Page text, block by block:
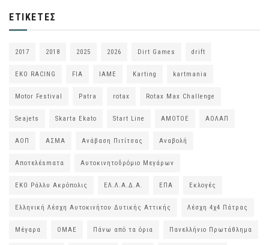
ΕΤΙΚΈΤΕΣ
2017 2018 2025 2026 Dirt Games drift
EKO RACING FIA IAME Karting kartmania
Motor Festival Patra rotax Rotax Max Challenge
Seajets Skarta Ekato Start Line ΑΜΟΤΟΕ ΑΟΛΑΠ
ΑΟΠ ΑΣΜΑ Ανάβαση Πιτίτσας Αναβολή
Αποτελέsmατα Αυτοκινητοδρόμιο Μεγάρων
ΕΚΟ Ράλλυ Ακρόπολις ΕΛ.Λ.Α.Δ.Α. ΕΠΑ Εκλογές
Ελληνική Λέσχη Αυτοκινήτου Δυτικής Αττικής Λέσχη 4χ4 Πάτρας
Μέγαρα ΟΜΑΕ Πάνω από τα όρια Πανελλήνιο Πρωτάθλημα